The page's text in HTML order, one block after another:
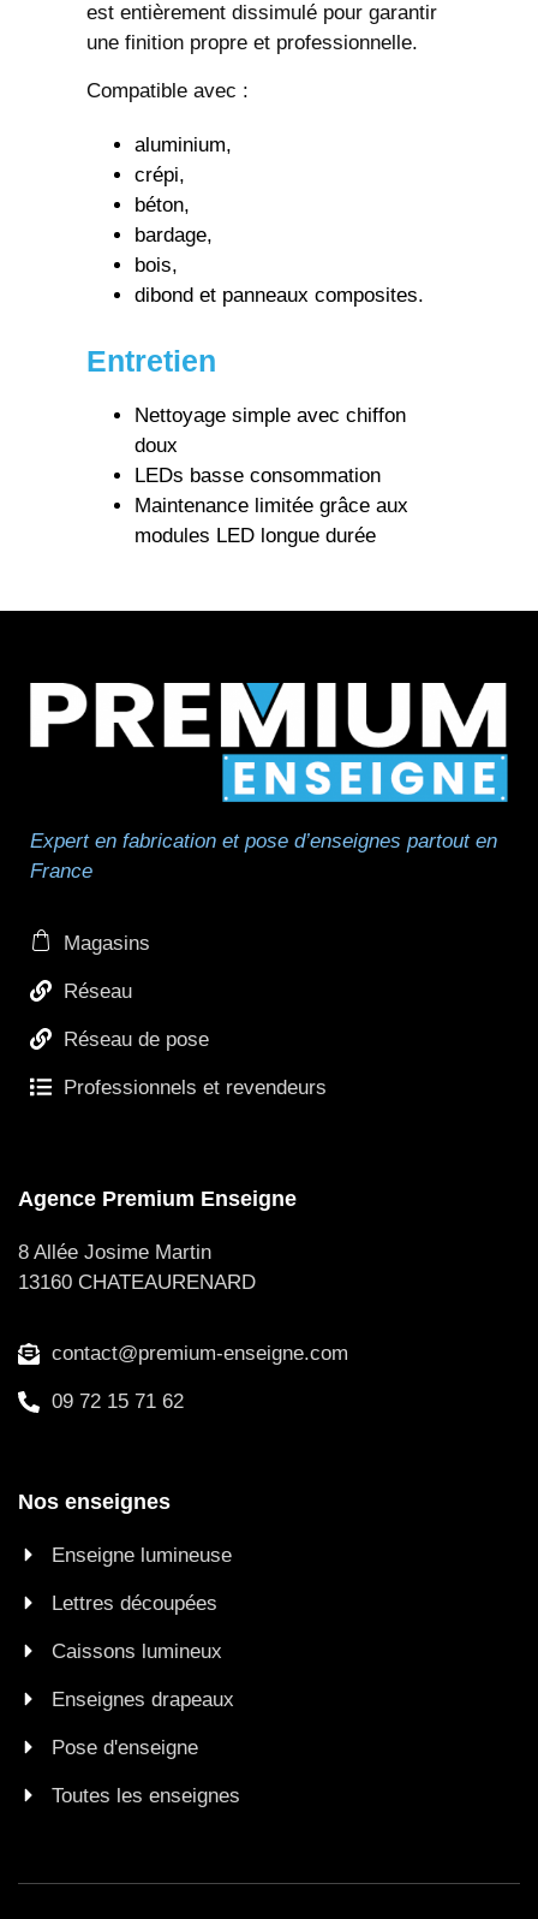
est entièrement dissimulé pour garantir
une finition propre et professionnelle.
Compatible avec :
aluminium,
crépi,
béton,
bardage,
bois,
dibond et panneaux composites.
Entretien
Nettoyage simple avec chiffon
doux
LEDs basse consommation
Maintenance limitée grâce aux
modules LED longue durée
Expert en fabrication et pose d’enseignes partout en
France
Magasins
Réseau
Réseau de pose
Professionnels et revendeurs
Agence Premium Enseigne
8 Allée Josime Martin
13160 CHATEAURENARD
contact@premium-enseigne.com
09 72 15 71 62
Nos enseignes
Enseigne lumineuse
Lettres découpées
Caissons lumineux
Enseignes drapeaux
Pose d'enseigne
Toutes les enseignes